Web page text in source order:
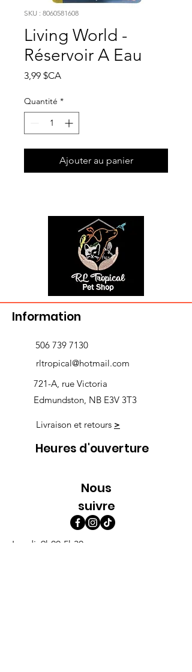
SKU : 8060581608
Living World -
Réservoir A Eau
3,99 $CAPrix
Quantité *
Ajouter au panier
Information
506 739 7130
rltropical@hotmail.com
721-A, rue Victoria
Edmundston, NB E3V 3T3
Livraison et retours >
Heures d'ouverture
Nous
suivre
Lundi 9h00-5h30